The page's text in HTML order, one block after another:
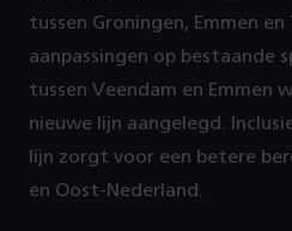
tussen Groningen, Emmen
aanpassingen op bestaande
tussen Veendam en Emmen
nieuwe lijn aangelegd.
lijn zorgt voor een betere
en Oost-Nederland.